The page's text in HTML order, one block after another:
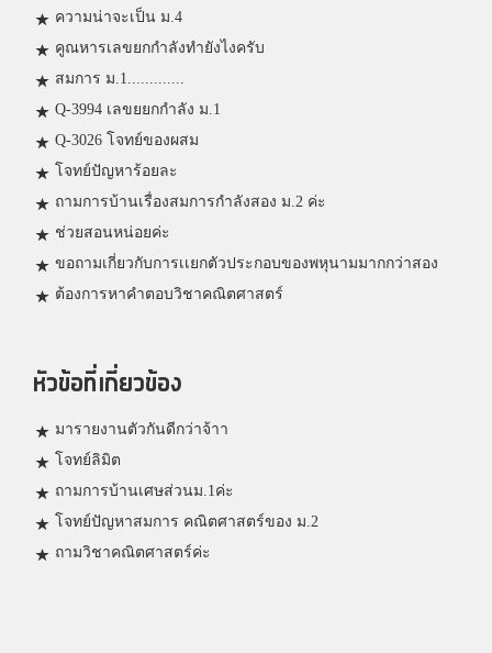
ความน่าจะเป็น ม.4
คูณหารเลขยกกำลังทำยังไงครับ
สมการ ม.1.............
Q-3994 เลขยยกกำลัง ม.1
Q-3026 โจทย์ของผสม
โจทย์ปัญหาร้อยละ
ถามการบ้านเรื่องสมการกำลังสอง ม.2 ค่ะ
ช่วยสอนหน่อยค่ะ
ขอถามเกี่ยวกับการเเยกตัวประกอบของพหุนามมากกว่าสอง
ต้องการหาคำตอบวิชาคณิตศาสตร์
หัวข้อที่เกี่ยวข้อง
มารายงานตัวกันดีกว่าจ้าา
โจทย์ลิมิต
ถามการบ้านเศษส่วนม.1ค่ะ
โจทย์ปัญหาสมการ คณิตศาสตร์ของ ม.2
ถามวิชาคณิตศาสตร์ค่ะ